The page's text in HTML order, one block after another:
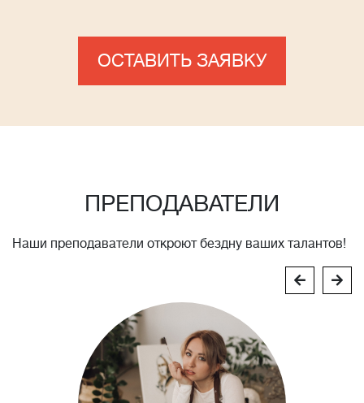
ОСТАВИТЬ ЗАЯВКУ
ПРЕПОДАВАТЕЛИ
Наши преподаватели откроют бездну ваших талантов!